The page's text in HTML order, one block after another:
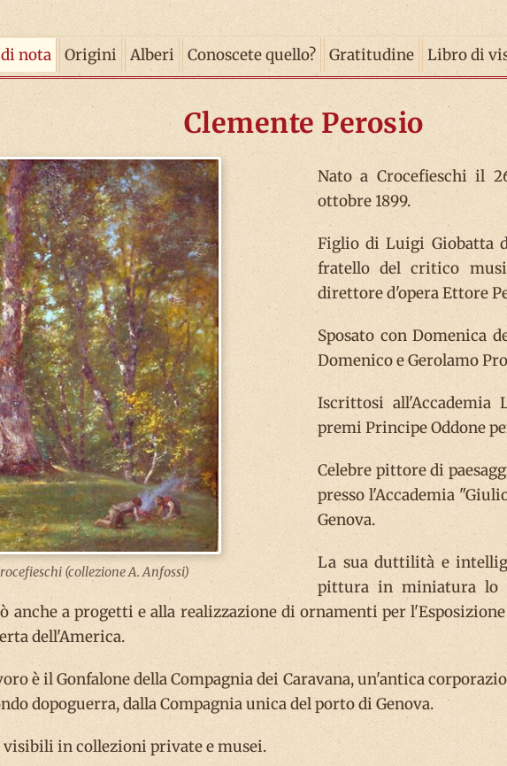
nota Origini Alberi Conoscete quello? Gratitudine Libro di
Clemente Perosio
(collezione A. Anfossi)
Nato a Crocefieschi il
ottobre 1899.
Figlio di Luigi Giobatta
fratello del critico
direttore d'opera Ettore
Sposato con Domenica
Domenico e Gerolamo
Iscrittosi all'Accademia
premi Principe Oddone
Celebre pittore di
presso l'Accademia
Genova.
La sua duttilità e
pittura in miniatura lo
anche a progetti e alla realizzazione di ornamenti per
dell'America.
è il Gonfalone della Compagnia dei Caravana, un'antica
dopoguerra, dalla Compagnia unica del porto di Genova.
visibili in collezioni private e musei.